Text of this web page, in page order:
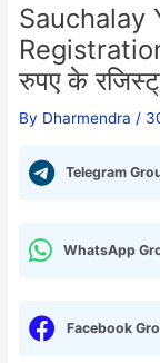
Sauchalay
रुपए के
By Dharmendra /
Telegram
WhatsApp
Facebook